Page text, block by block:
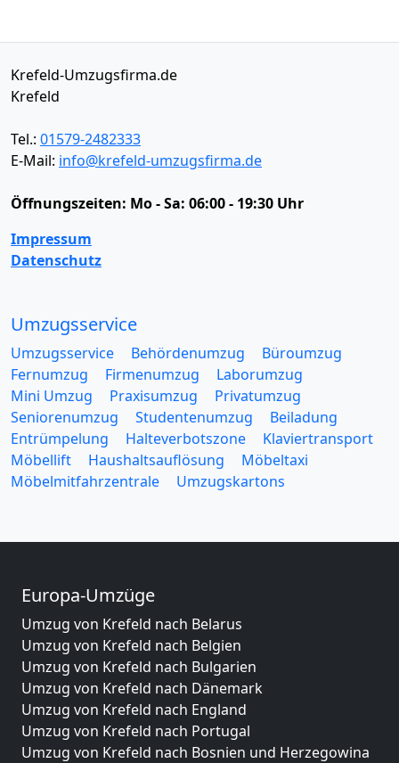
Krefeld-Umzugsfirma.de
Krefeld
Tel.: 01579-2482333
E-Mail: info@krefeld-umzugsfirma.de
Öffnungszeiten: Mo - Sa: 06:00 - 19:30 Uhr
Impressum
Datenschutz
Umzugsservice
Umzugsservice Behördenumzug
Büroumzug
Fernumzug
Firmenumzug
Laborumzug
Mini Umzug
Praxisumzug
Privatumzug
Seniorenumzug
Studentenumzug
Beiladung
Entrümpelung
Halteverbotszone
Klaviertransport
Möbellift
Haushaltsauflösung
Möbeltaxi
Möbelmitfahrzentrale
Umzugskartons
Europa-Umzüge
Umzug von Krefeld nach Belarus
Umzug von Krefeld nach Belgien
Umzug von Krefeld nach Bulgarien
Umzug von Krefeld nach Dänemark
Umzug von Krefeld nach England
Umzug von Krefeld nach Portugal
Umzug von Krefeld nach Bosnien und Herzegowina